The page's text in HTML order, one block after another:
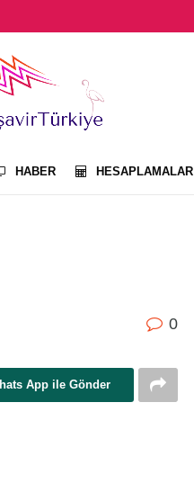
HABER HESAPLAMALAR
0
App ile Gönder